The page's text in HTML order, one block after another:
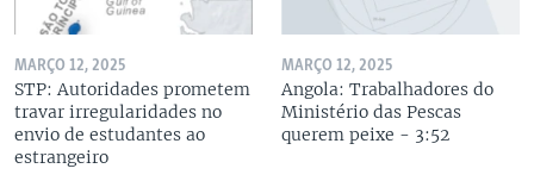
MARÇO 12, 2025
STP: Autoridades prometem
travar irregularidades no
envio de estudantes ao
estrangeiro
MARÇO 12, 2025
Angola: Trabalhadores do
Ministério das Pescas
querem peixe - 3:52